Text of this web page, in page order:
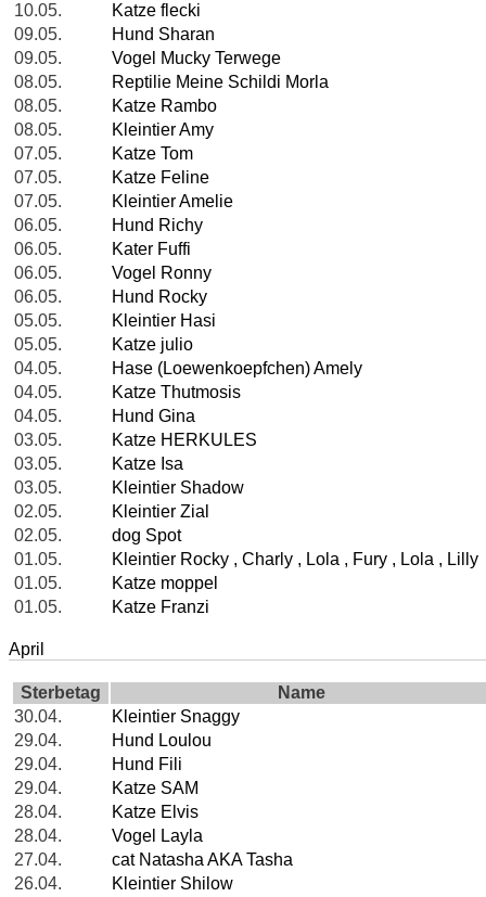
10.05.
Katze flecki
09.05.
Hund Sharan
09.05.
Vogel Mucky Terwege
08.05.
Reptilie Meine Schildi Morla
08.05.
Katze Rambo
08.05.
Kleintier Amy
07.05.
Katze Tom
07.05.
Katze Feline
07.05.
Kleintier Amelie
06.05.
Hund Richy
06.05.
Kater Fuffi
06.05.
Vogel Ronny
06.05.
Hund Rocky
05.05.
Kleintier Hasi
05.05.
Katze julio
04.05.
Hase (Loewenkoepfchen) Amely
04.05.
Katze Thutmosis
04.05.
Hund Gina
03.05.
Katze HERKULES
03.05.
Katze Isa
03.05.
Kleintier Shadow
02.05.
Kleintier Zial
02.05.
dog Spot
01.05.
Kleintier Rocky , Charly , Lola , Fury , Lola , Lilly
01.05.
Katze moppel
01.05.
Katze Franzi
April
Sterbetag
Name
30.04.
Kleintier Snaggy
29.04.
Hund Loulou
29.04.
Hund Fili
29.04.
Katze SAM
28.04.
Katze Elvis
28.04.
Vogel Layla
27.04.
cat Natasha AKA Tasha
26.04.
Kleintier Shilow